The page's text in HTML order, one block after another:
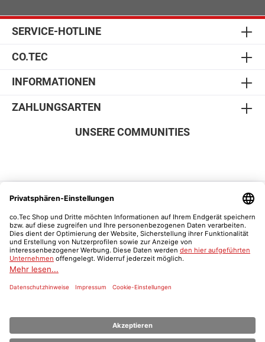
SERVICE-HOTLINE
CO.TEC
INFORMATIONEN
ZAHLUNGSARTEN
SICHER EINKAUFEN
UNSERE COMMUNITIES
* Alle Preise inkl. gesetzl. Mehrwertsteuer zzgl.
Nachnahmegebühren, wenn nicht anders angegeben.